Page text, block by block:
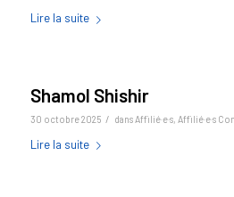
Lire la suite
Shamol Shishir
30 octobre 2025 / dans Affilié·e·s, Affilié·e·s
Lire la suite